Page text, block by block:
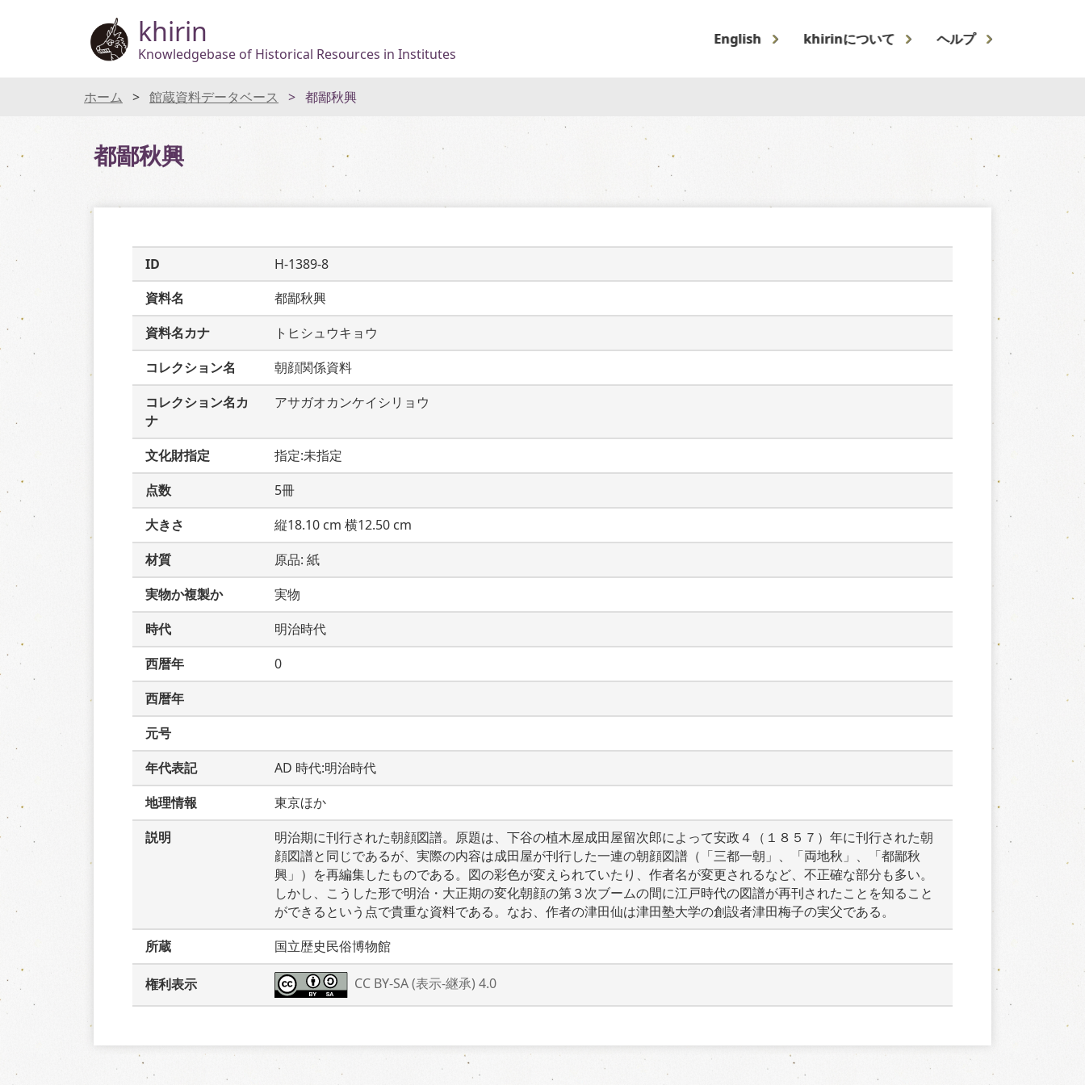
khirin
Knowledgebase of Historical Resources in Institutes
English khirinについて ヘルプ
ホーム 館蔵資料データベース 都鄙秋興
都鄙秋興
ID
H-1389-8
資料名
都鄙秋興
資料名カナ
トヒシュウキョウ
コレクション名
朝顔関係資料
コレクション名カ
ナ
アサガオカンケイシリョウ
文化財指定
指定:未指定
点数
5冊
大きさ
縦18.10 cm 横12.50 cm
材質
原品: 紙
実物か複製か
実物
時代
明治時代
西暦年
0
西暦年
元号
年代表記
AD 時代:明治時代
地理情報
東京ほか
説明
明治期に刊行された朝顔図譜。原題は、下谷の植木屋成田屋留次郎によって安政４（１８５７）年に刊行された朝
顔図譜と同じであるが、実際の内容は成田屋が刊行した一連の朝顔図譜（「三都一朝」、「両地秋」、「都鄙秋
興」）を再編集したものである。図の彩色が変えられていたり、作者名が変更されるなど、不正確な部分も多い。
しかし、こうした形で明治・大正期の変化朝顔の第３次ブームの間に江戸時代の図譜が再刊されたことを知ること
ができるという点で貴重な資料である。なお、作者の津田仙は津田塾大学の創設者津田梅子の実父である。
所蔵
国立歴史民俗博物館
権利表示 CC BY-SA (表示-継承) 4.0